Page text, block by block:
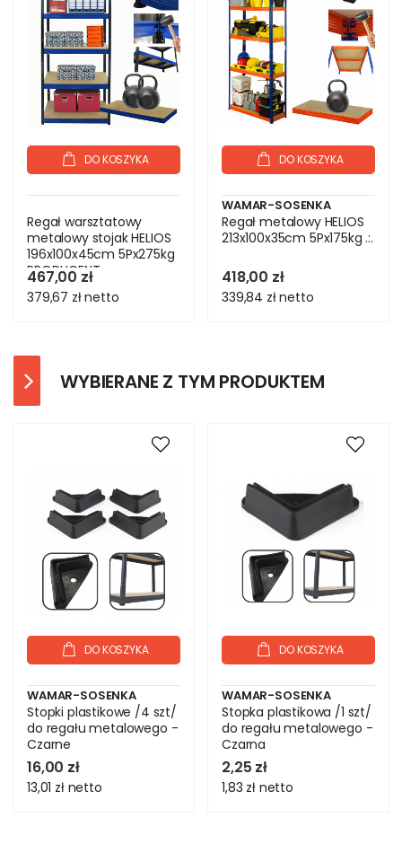
DO KOSZYKA
Regał warsztatowy
metalowy stojak HELIOS
196x100x45cm 5Px275kg
PRODUCENT
467,00 zł
379,67 złnetto
DO KOSZYKA
WAMAR-SOSENKA
Regał metalowy HELIOS
213x100x35cm 5Px175kg .:.
418,00 zł
339,84 złnetto
WYBIERANE Z TYM PRODUKTEM
DO KOSZYKA
WAMAR-SOSENKA
Stopki plastikowe /4 szt/
do regału metalowego -
Czarne
16,00 zł
13,01 zł netto
DO KOSZYKA
WAMAR-SOSENKA
Stopka plastikowa /1 szt/
do regału metalowego -
Czarna
2,25 zł
1,83 zł netto